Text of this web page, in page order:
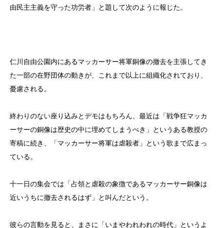
由民主主義を守った功労者」と題して次のように報じた。
仁川自由公園内にあるマッカーサー将軍銅像の撤去を主張してき
た一部の在野団体の動きが、これまで以上に組織化されており、
憂慮される。
終わりのない座り込みとデモはもちろん、最近は「戦争狂マッカ
ーサーの銅像は歴史の中に埋めてしまうべき」というある教授の
寄稿に続き、「マッカーサー将軍は虐殺者」という歌まで広まっ
ている。
十一日の集会では「占領と虐殺の象徴であるマッカーサー銅像は
近いうちに撤去されるはず」と叫んだという。
彼らの言動を見ると、まさに「いまやわれわれの時代」というよ